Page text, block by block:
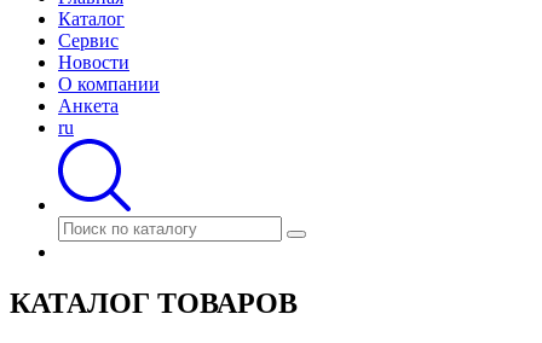
Каталог
Сервис
Новости
О компании
Анкета
ru
КАТАЛОГ ТОВАРОВ